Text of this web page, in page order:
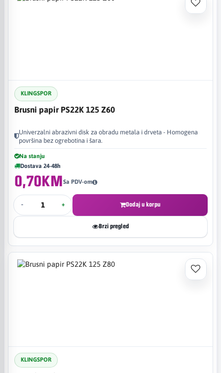
KLINGSPOR
Brusni papir PS22K 125 Z60
Univerzalni abrazivni disk za obradu metala i drveta - Homogena
površina bez ogrebotina i šara.
Na stanju
Dostava 24-48h
0,70KMSa PDV-om
- + Dodaj u korpu
Brzi pregled
KLINGSPOR